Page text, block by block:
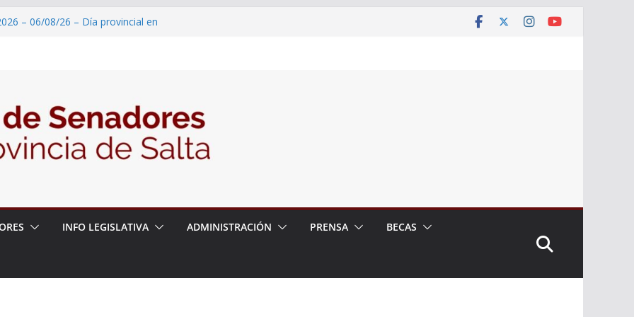
– 06/08/26 – Día provincial en
– 06/08/26 – Protección
de banana
– 06/08/26 – Ejecución de obras
de la Comisaria N° 2 del municipio
INFO LEGISLATIVA ADMINISTRACIÓN PRENSA BECAS